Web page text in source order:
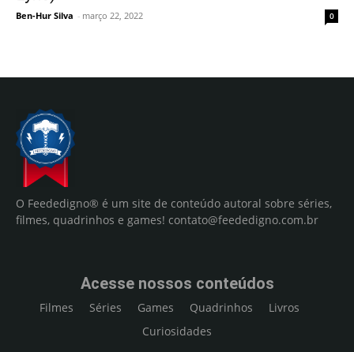
Ben-Hur Silva - março 22, 2022 0
O Feededigno® é um site de conteúdo autoral sobre séries,
filmes, quadrinhos e games! contato@feededigno.com.br
Acesse nossos conteúdos
Filmes Séries Games Quadrinhos
Livros
Curiosidades